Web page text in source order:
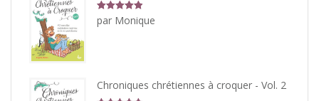
5 sur
5
par Monique
Chroniques chrétiennes à croquer - Vol. 2